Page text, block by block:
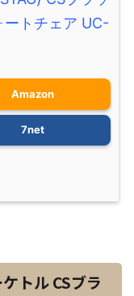
ートチェア UC-
Amazon
7net
トル CSブラ